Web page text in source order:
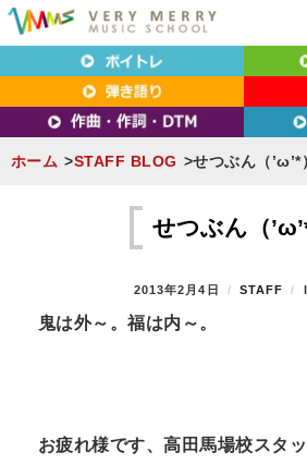
東京（新宿・八王子）・横浜
「本気」になれるボイトレ教
MUSIC SCHOOL（ベリーメ
東京（新宿・八王子）・横浜・名古屋・京都で「
VERY MERRY MUSIC SCHOOL（ベリーメリー
ホーム STAFF BLOG せつぶん（’ω’*
せつぶん（’ω’*
P
S
N
2013年2月4日
B
STAFF
鬼は外～。福は内～。
お疲れ様です、高田馬場校スタ